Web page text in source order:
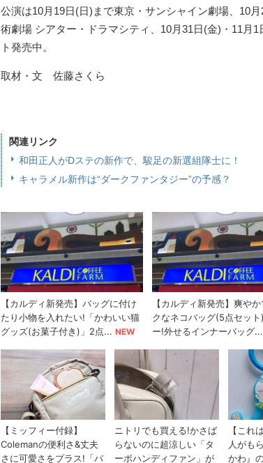
公演は10月19日(日)まで東京・サンシャイン劇場、10
術劇場 シアター・ドラマシティ、10月31日(金)・11月
ト発売中。
取材・文 佐藤さくら
関連リンク
和田正人がDステの新作で、駿足の新選組隊士に！
キャラメル新作は“ダークファンタジー”の予感？